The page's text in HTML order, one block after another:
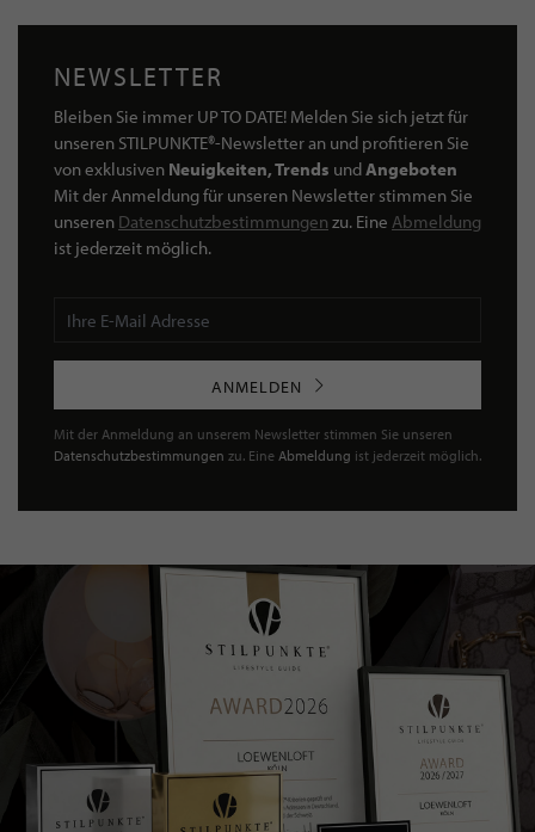
NEWSLETTER
Bleiben Sie immer UP TO DATE! Melden Sie sich jetzt für
unseren STILPUNKTE®-Newsletter an und profitieren Sie
von exklusiven Neuigkeiten, Trends undAngeboten
Mit der Anmeldung für unseren Newsletter stimmen Sie
unseren Datenschutzbestimmungen zu. Eine Abmeldung
ist jederzeit möglich.
ANMELDEN
Mit der Anmeldung an unserem Newsletter stimmen Sie unseren
Datenschutzbestimmungen zu. Eine Abmeldung ist jederzeit möglich.